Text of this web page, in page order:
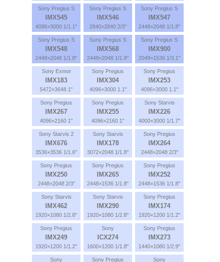
Sony Pregius S
IMX545
4096×3000 1/1.1"
Sony Pregius S
IMX546
2840×2840 2/3"
Sony Pregius S
IMX547
2448×2048 1/1.8"
Sony Pregius S
IMX548
2448×2048 1/1.8"
Sony Pregius S
IMX568
2448×2048 1/1.8"
Sony Pregius S
IMX900
2048×1536 1/3.1"
Sony Exmor
IMX183
5472×3648 1"
Sony Pregius
IMX304
4096×3000 1.1"
Sony Pregius
IMX253
4096×3000 1.1"
Sony Pregius
IMX267
4096×2160 1"
Sony Pregius
IMX255
4096×2160 1"
Sony Starvis
IMX226
4000×3000 1/1.7"
Sony Starvis 2
IMX676
3536×3536 1/1.6"
Sony Starvis
IMX178
3072×2048 1/1.8"
Sony Pregius
IMX264
2448×2048 2/3"
Sony Pregius
IMX250
2448×2048 2/3"
Sony Pregius
IMX265
2448×1536 1/1.8"
Sony Pregius
IMX252
2448×1536 1/1.8"
Sony Starvis
IMX462
1920×1080 1/2.8"
Sony Starvis
IMX290
1920×1080 1/2.8"
Sony Pregius
IMX174
1920×1200 1/1.2"
Sony Pregius
IMX249
1920×1200 1/1.2"
Sony
ICX274
1600×1200 1/1.8"
Sony Pregius
IMX273
1440×1080 1/2.9"
Sony Sony Pregius Sony